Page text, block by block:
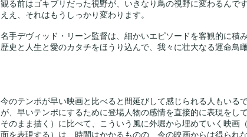
観る前はゴキブリだった視野が、いきなり鳥の視野に変わるんです
ええ、それはもうしっかり変わります。
名手デヴィッド・リーン監督は、細かいエピソードを客観的に積
歴史と人生と愛のカタチをほうり込んで、我々に壮大なる運命鳥
今のテンポが早い映画と比べると間延びして感じられる人もいるで
が、早いテンポにするために登場人物の感情を直接的に表現をし
そのまま描く）に比べて、こういう風に外堀から埋めていく映画
面を表現する）は、時間はかかるものの、今の映画からは得られ